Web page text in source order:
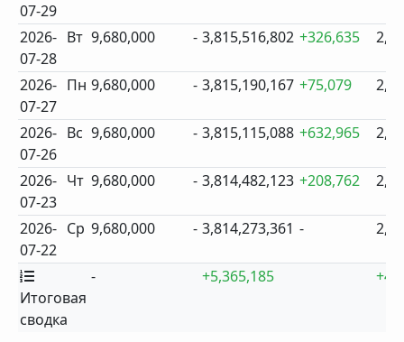
07-29
2026-
07-28
Вт 9,680,000 - 3,815,516,802 +326,635
2026-
07-27
Пн 9,680,000 - 3,815,190,167 +75,079
2026-
07-26
Вс 9,680,000 - 3,815,115,088 +632,965
2026-
07-23
Чт 9,680,000 - 3,814,482,123 +208,762
2026-
07-22
Ср 9,680,000 - 3,814,273,361 -
Итоговая
сводка
- +5,365,185 +4